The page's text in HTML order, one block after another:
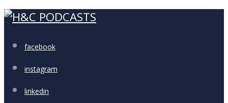
facebook
instagram
linkedin